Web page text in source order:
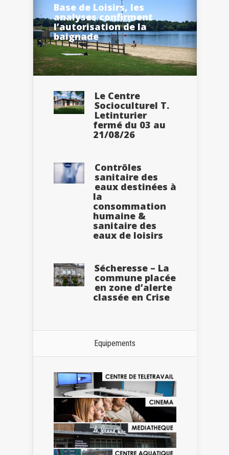
Base de Loisirs, les
analyses confirment
l’autorisation de la
baignade
Le Centre
Socioculturel T.
Letinturier
fermé du 03 au
21/08/26
Contrôles
sanitaire des
eaux destinées à
la
consommation
humaine &
sanitaire des
eaux de loisirs
Sécheresse – La
commune placée
en zone d’alerte
classée en Crise
Equipements